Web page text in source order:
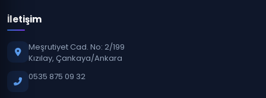
İletişim
Meşrutiyet Cad. No: 2/199
Kızılay, Çankaya/Ankara
0535 875 09 32